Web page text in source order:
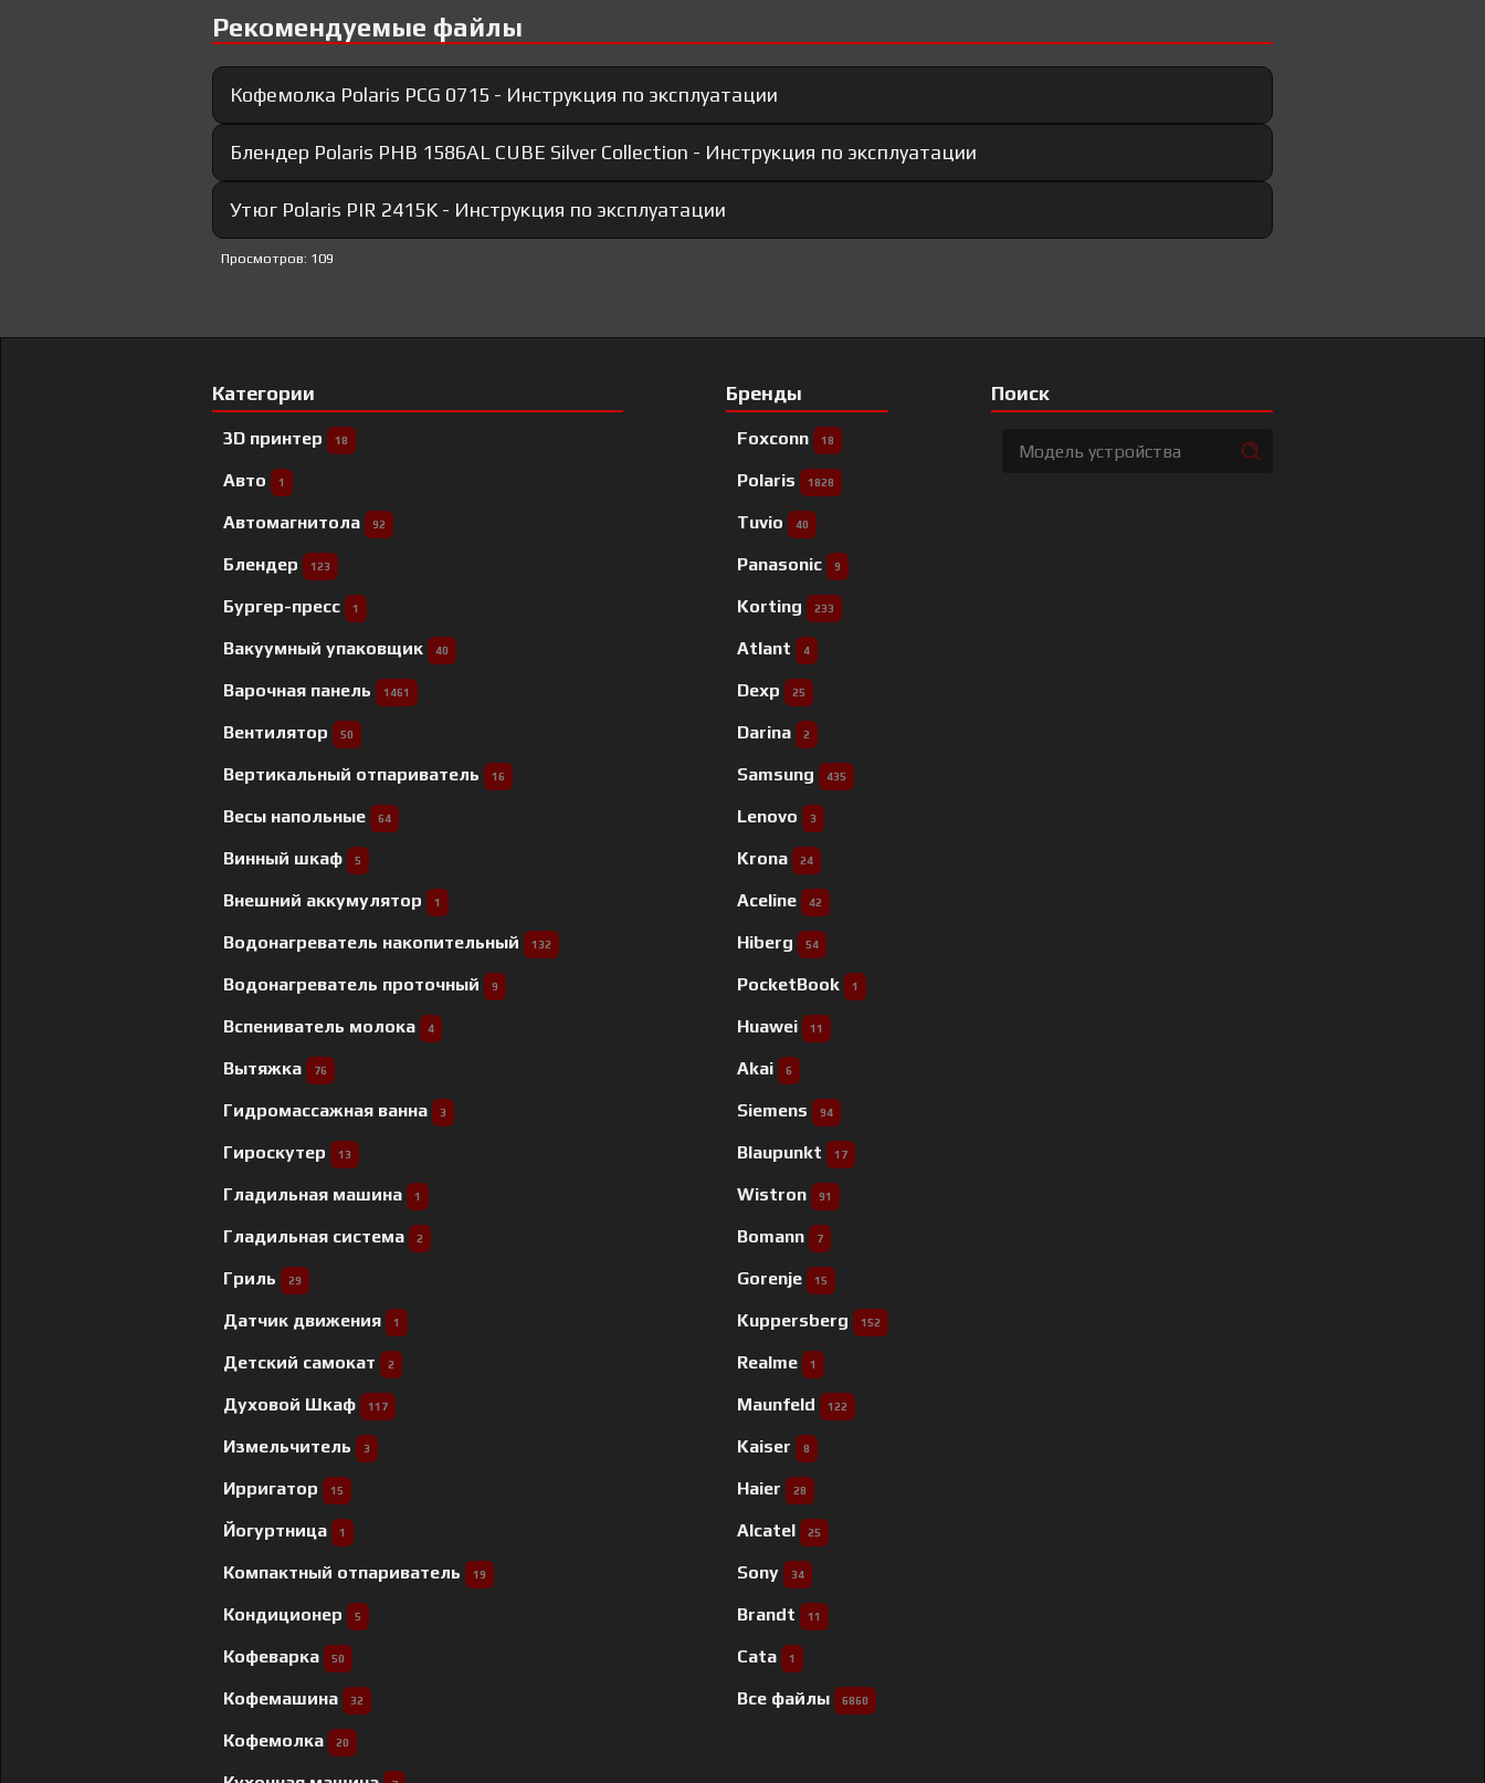
Рекомендуемые файлы
Кофемолка Polaris PCG 0715 - Инструкция по эксплуатации
Блендер Polaris PHB 1586AL CUBE Silver Collection - Инструкция по эксплуатации
Утюг Polaris PIR 2415K - Инструкция по эксплуатации
Просмотров: 109
Категории
3D принтер 18
Авто 1
Автомагнитола 92
Блендер 123
Бургер-пресс 1
Вакуумный упаковщик 40
Варочная панель 1461
Вентилятор 50
Вертикальный отпариватель 16
Весы напольные 64
Винный шкаф 5
Внешний аккумулятор 1
Водонагреватель накопительный 132
Водонагреватель проточный 9
Вспениватель молока 4
Вытяжка 76
Гидромассажная ванна 3
Гироскутер 13
Гладильная машина 1
Гладильная система 2
Гриль 29
Датчик движения 1
Детский самокат 2
Духовой Шкаф 117
Измельчитель 3
Ирригатор 15
Йогуртница 1
Компактный отпариватель 19
Кондиционер 5
Кофеварка 50
Кофемашина 32
Кофемолка 20
Бренды
Foxconn 18
Polaris 1828
Tuvio 40
Panasonic 9
Korting 233
Atlant 4
Dexp 25
Darina 2
Samsung 435
Lenovo 3
Krona 24
Aceline 42
Hiberg 54
PocketBook 1
Huawei 11
Akai 6
Siemens 94
Blaupunkt 17
Wistron 91
Bomann 7
Gorenje 15
Kuppersberg 152
Realme 1
Maunfeld 122
Kaiser 8
Haier 28
Alcatel 25
Sony 34
Brandt 11
Cata 1
Все файлы 6860
Поиск